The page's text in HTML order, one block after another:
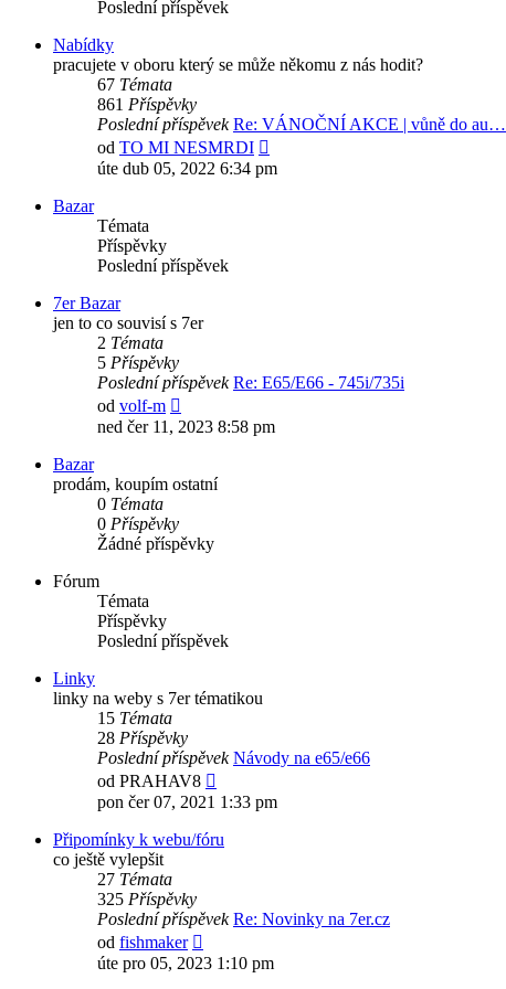
Poslední příspěvek
Nabídky
pracujete v oboru který se může někomu z nás hodit?
67 Témata
861 Příspěvky
Poslední příspěvek Re: VÁNOČNÍ AKCE | vůně do au…
od TO MI NESMRDI
poslední
úte dub 05, 2022 6:34 pm
Bazar
Témata
Příspěvky
Poslední příspěvek
7er Bazar
jen to co souvisí s 7er
2 Témata
5 Příspěvky
Poslední příspěvek Re: E65/E66 - 745i/735i
od volf-m
poslední
ned čer 11, 2023 8:58 pm
Bazar
prodám, koupím ostatní
0 Témata
0 Příspěvky
Žádné příspěvky
Fórum
Témata
Příspěvky
Poslední příspěvek
Linky
linky na weby s 7er tématikou
15 Témata
28 Příspěvky
Poslední příspěvek Návody na e65/e66
od PRAHAV8
poslední
příspěvek
pon čer 07, 2021 1:33 pm
Připomínky k webu/fóru
co ještě vylepšit
27 Témata
325 Příspěvky
Poslední příspěvek Re: Novinky na 7er.cz
od fishmaker
poslední
příspěvek
úte pro 05, 2023 1:10 pm